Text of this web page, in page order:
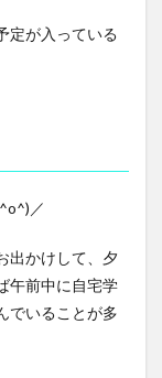
定が入っている
／
出かけして、夕
午前中に自宅学
でいることが多